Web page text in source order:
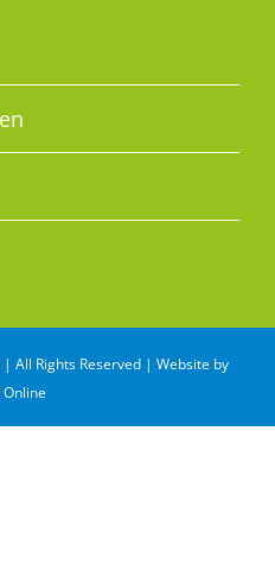
All Rights Reserved | Website by
Online